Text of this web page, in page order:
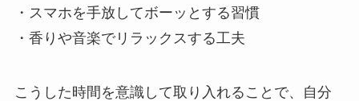
・スマホを手放してボーッとする習慣
・香りや音楽でリラックスする工夫
こうした時間を意識して取り入れることで、自分